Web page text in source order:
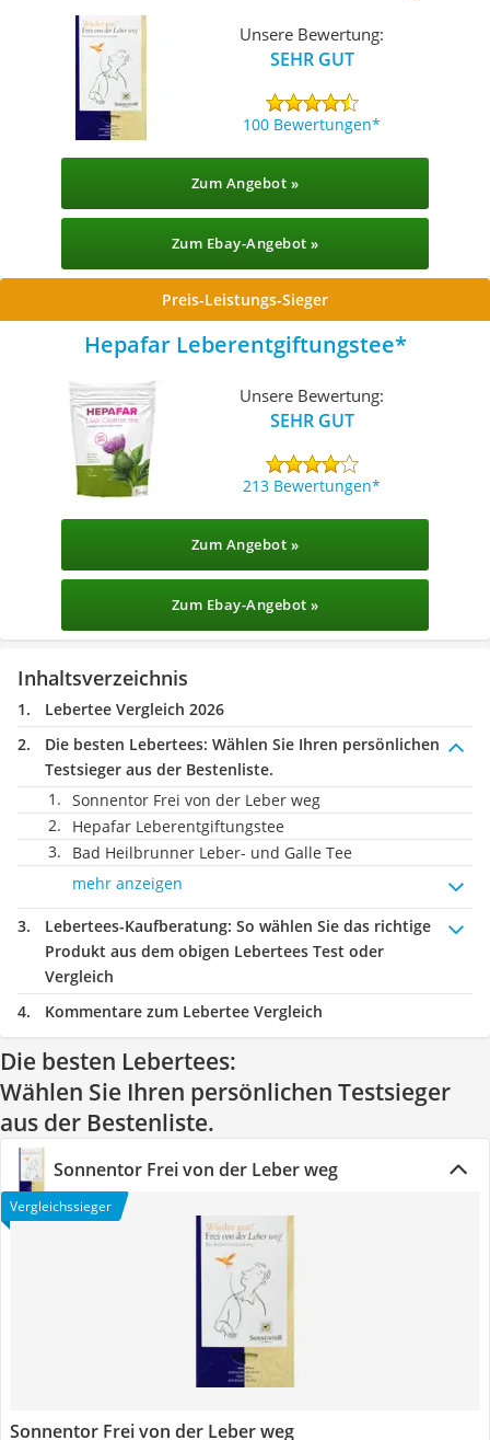
Unsere Bewertung:
SEHR GUT
100 Bewertungen
Zum Angebot »
Zum Ebay-Angebot »
Preis-Leistungs-Sieger
Hepafar Leberentgiftungstee
Unsere Bewertung:
SEHR GUT
213 Bewertungen
Zum Angebot »
Zum Ebay-Angebot »
Inhaltsverzeichnis
Lebertee Vergleich 2026
Die besten Lebertees: Wählen Sie Ihren persönlichen
Testsieger aus der Bestenliste.
Sonnentor Frei von der Leber weg
Hepafar Leberentgiftungstee
Bad Heilbrunner Leber- und Galle Tee
mehr anzeigen
Lebertees-Kaufberatung: So wählen Sie das richtige
Produkt aus dem obigen Lebertees Test oder
Vergleich
Kommentare zum Lebertee Vergleich
Die besten Lebertees:
Wählen Sie Ihren persönlichen Testsieger
aus der Bestenliste.
Sonnentor Frei von der Leber weg
Vergleichssieger
Sonnentor Frei von der Leber weg